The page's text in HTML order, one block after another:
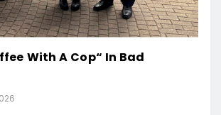
With A Cop“ In Bad